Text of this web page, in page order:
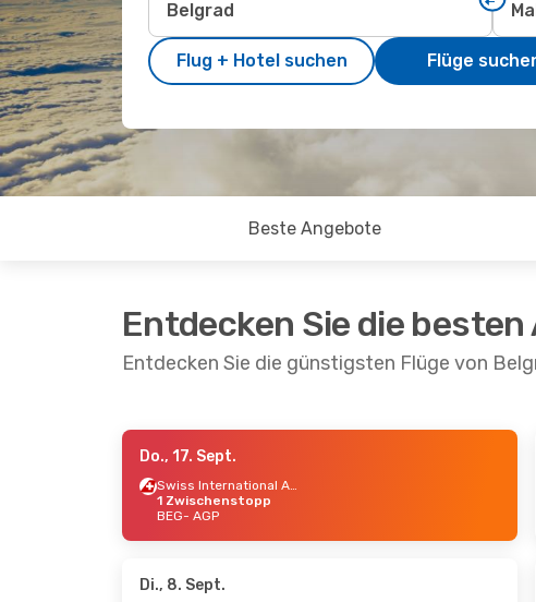
Flug + Hotel suchen Flüge
Beste Angebote
Entdecken Sie die
Entdecken Sie die günstigsten Flüge von
- Di., 25. Aug.
Do., 17. Sept.
Swiss International Air Lines
1 Zwischenstopp
BEG- AGP
Di., 8. Sept.